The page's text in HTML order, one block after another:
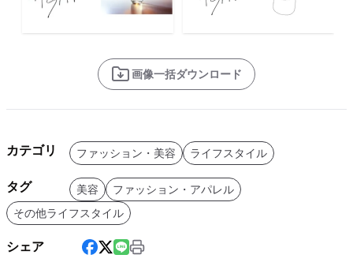
画像一括ダウンロード
カテゴリ ファッション・美容 ライフスタイル
タグ 美容
ファッション・アパレル
その他ライフスタイル
シェア